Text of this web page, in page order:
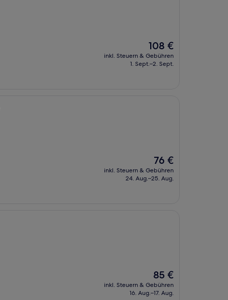
Der
Preis
beträgt
108 €
inkl. Steuern & Gebühren
1. Sept.–2. Sept.
Der
Preis
beträgt
76 €
inkl. Steuern & Gebühren
24. Aug.–25. Aug.
Der
Preis
beträgt
85 €
inkl. Steuern & Gebühren
16. Aug.–17. Aug.